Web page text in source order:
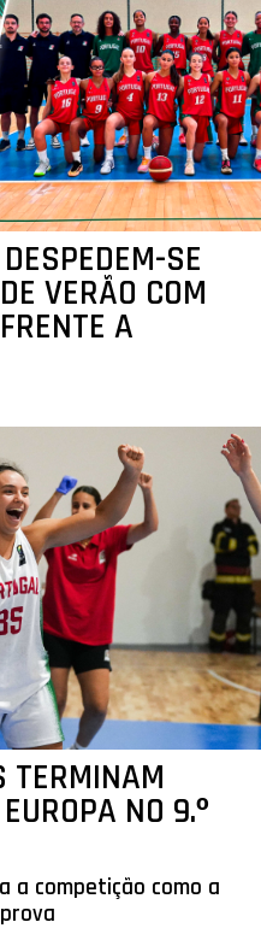
SE
VERÃO COM
A
TERMINAM
NO 9.º
a competição como a